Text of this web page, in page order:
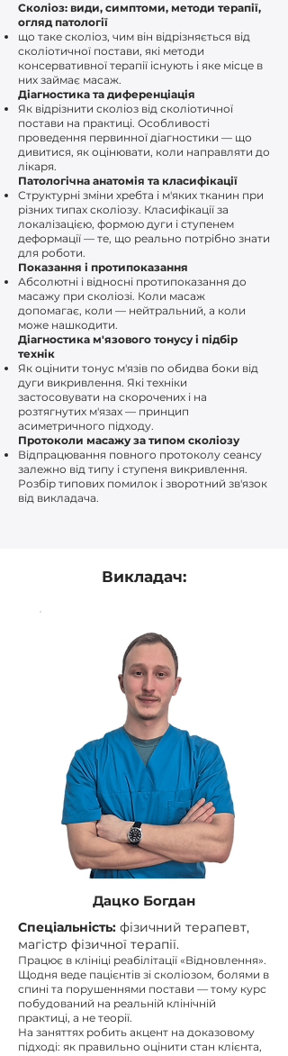
Сколіоз: види, симптоми, методи терапії,
огляд патології
що таке сколіоз, чим він відрізняється від
сколіотичної постави, які методи
консервативної терапії існують і яке місце в
них займає масаж.
Діагностика та диференціація
Як відрізнити сколіоз від сколіотичної
постави на практиці. Особливості
проведення первинної діагностики — що
дивитися, як оцінювати, коли направляти до
лікаря.
Патологічна анатомія та класифікації
Структурні зміни хребта і м'яких тканин при
різних типах сколіозу. Класифікації за
локалізацією, формою дуги і ступенем
деформації — те, що реально потрібно знати
для роботи.
Показання і протипоказання
Абсолютні і відносні протипоказання до
масажу при сколіозі. Коли масаж
допомагає, коли — нейтральний, а коли
може нашкодити.
Діагностика м'язового тонусу і підбір
технік
Як оцінити тонус м'язів по обидва боки від
дуги викривлення. Які техніки
застосовувати на скорочених і на
розтягнутих м'язах — принцип
асиметричного підходу.
Протоколи масажу за типом сколіозу
Відпрацювання повного протоколу сеансу
залежно від типу і ступеня викривлення.
Розбір типових помилок і зворотний зв'язок
від викладача.
Викладач:
Дацко Богдан
Спеціальність: фізичний терапевт,
магістр фізичної терапії.
Працює в клініці реабілітації «Відновлення».
Щодня веде пацієнтів зі сколіозом, болями в
спині та порушеннями постави — тому курс
побудований на реальній клінічній
практиці, а не теорії.
На заняттях робить акцент на доказовому
підході: як правильно оцінити стан клієнта,